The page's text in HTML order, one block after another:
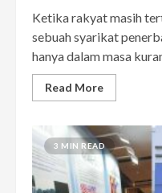
Ketika rakyat masih
sebuah syarikat
hanya dalam masa
Read More
3 MIN READ